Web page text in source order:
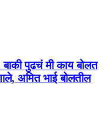
पुढचं मी काय बोलत
अमित भाई बोलतील